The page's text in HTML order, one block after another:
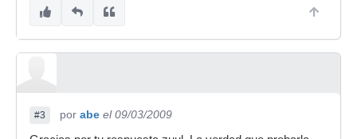
#3 por abe el 09/03/2009